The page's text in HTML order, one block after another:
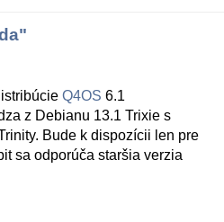
Q4OS 6.1
z Debianu 13.1 Trixie s
Bude k dispozícii len pre
sa odporúča staršia verzia